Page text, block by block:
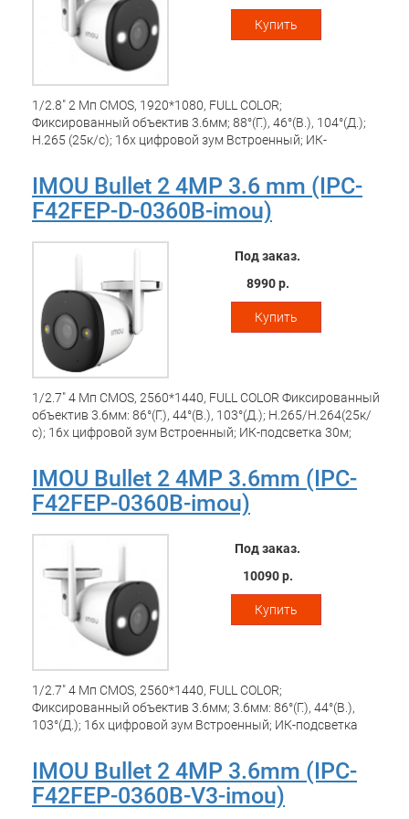
Размеры: 147.7 * 74.2 * 74.2 мм; Вес: 357 г
1/2.8" 2 Мп CMOS, 1920*1080, FULL COLOR;
Фиксированный объектив 3.6мм; 88°(Г.), 46°(В.), 104°(Д.);
H.265 (25к/с); 16x цифровой зум Встроенный; ИК-
Детекция движения; Настраиваемые зоны; Обнаружение
человека; Встроенный прожектор и сирена; Порт 1 x
100Мбит/с; Wi-Fi:IEEE802.11b/g/n, двойная антенна;
Приложение imou: iOS, Android; ONVIF; Поддержка Micro SD
до 256 ГБ; Кнопка сброса; Питание DC 12В/1A;
Потребление: <3.5Вт; Материал: пластик и металл;
Рабочие условия: -30°C~+60°C; Относительная влажность
менее 95%; IP67; Размеры: 147.7 * 74.2 * 74.2 мм; Вес: 357 г
Купить
IMOU Bullet 2 4MP 3.6 mm (IPC-
F42FEP-D-0360B-imou)
1/2.7" 4 Мп CMOS, 2560*1440, FULL COLOR Фиксированный
объектив 3.6мм: 86°(Г.), 44°(В.), 103°(Д.); H.265/H.264(25к/
с); 16x цифровой зум Встроенный; ИК-подсветка 30м;
Настраиваемые зоны; Обнаружение человека;
Встроенный прожектор и сирена; Порт 1 x 100Мбит/с; Wi-
Fi:IEEE802.11b/g/n, двойная антенна; Приложение imou:
iOS, Android; ONVIF; Поддержка Micro SD до 256 ГБ; Кнопка
сброса; Питание DC 12В/1A; Потребление: <3.5Вт;
Материал: пластик и металл; Рабочие условия:
-30°C~+60°C; Относительная влажность менее 95%; IP67;
Размеры: 147.7 * 74.2 * 74.2 мм; Вес: 357 г
Под заказ.
8990 р.
Купить
IMOU Bullet 2 4MP 3.6mm (IPC-
F42FEP-0360B-imou)
1/2.7" 4 Мп CMOS, 2560*1440, FULL COLOR;
Фиксированный объектив 3.6мм; 3.6мм: 86°(Г.), 44°(В.),
103°(Д.); 16x цифровой зум Встроенный; ИК-подсветка
движения; Настраиваемые зоны; Обнаружение человека;
Встроенный прожектор и сирена; Порт 1 x 100Мбит/с; Wi-
Fi:IEEE802.11b/g/n, двойная антенна; Приложение imou:
iOS, Android; ONVIF; Поддержка Micro SD до 256 ГБ; Кнопка
Под заказ.
10090 р.
Купить
IMOU Bullet 2 4MP 3.6mm (IPC-
F42FEP-0360B-V3-imou)